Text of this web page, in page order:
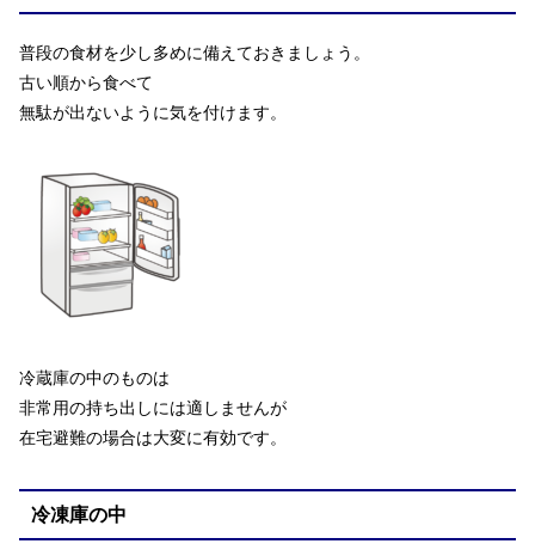
普段の食材を少し多めに備えておきましょう。
古い順から食べて
無駄が出ないように気を付けます。
冷蔵庫の中のものは
非常用の持ち出しには適しませんが
在宅避難の場合は大変に有効です。
冷凍庫の中